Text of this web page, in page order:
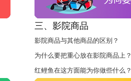
三、影院商品
影院商品与其他商品的区别？
为什么要把重心放在影院商品上？
红鲤鱼在这方面能为你做些什么？